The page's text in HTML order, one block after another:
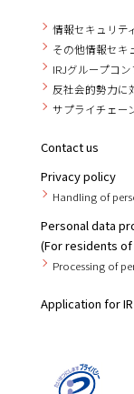
情報セキュリテ
その他情報セキ
IRJグループコ
反社会的勢力に
サプライチェー
Contact us
Privacy policy
Handling of
Personal data
(For residents of
Processing of
Application for